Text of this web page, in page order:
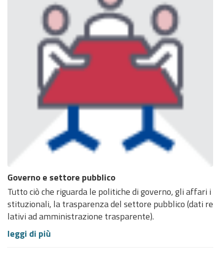
Governo e settore pubblico
Tutto ciò che riguarda le politiche di governo, gli affari i
stituzionali, la trasparenza del settore pubblico (dati re
lativi ad amministrazione trasparente).
leggi di più